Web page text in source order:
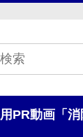
PR動画「